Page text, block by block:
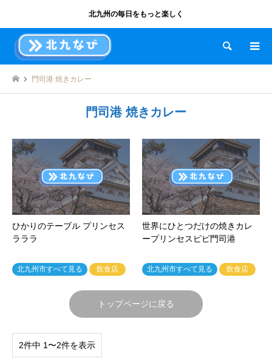
北九州の毎日をもっと楽しく
検索
門司港 焼きカレー
門司港 焼きカレー
ひかりのテーブル プリンセス
ラララ
北九州市すべて見る 飲食店
世界にひとつだけの焼きカレ
ープリンセスピピ門司港
北九州市すべて見る 飲食店
トップページに戻る
2件中 1〜2件を表示